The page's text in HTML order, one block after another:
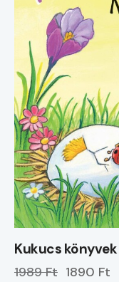
Kukucs könyvek
1989 Ft 1890 Ft